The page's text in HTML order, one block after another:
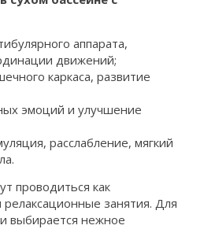
аппарата,
движений;
каркаса, развитие
эмоций и улучшение
расслабление, мягкий
проводиться как
занятия. Для
выбирается нежное